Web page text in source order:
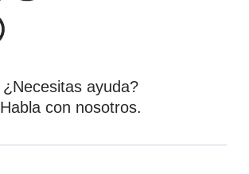
¿Necesitas ayuda?
Habla con nosotros.